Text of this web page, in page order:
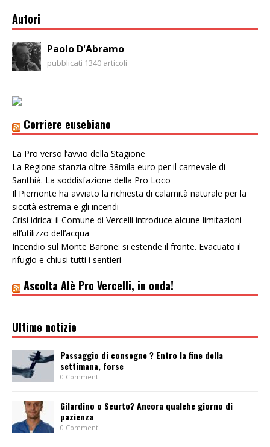
Autori
Paolo D'Abramo
pubblicati 1340 articoli
Corriere eusebiano
La Pro verso l’avvio della Stagione
La Regione stanzia oltre 38mila euro per il carnevale di
Santhià. La soddisfazione della Pro Loco
Il Piemonte ha avviato la richiesta di calamità naturale per la
siccità estrema e gli incendi
Crisi idrica: il Comune di Vercelli introduce alcune limitazioni
all’utilizzo dell’acqua
Incendio sul Monte Barone: si estende il fronte. Evacuato il
rifugio e chiusi tutti i sentieri
Ascolta Alè Pro Vercelli, in onda!
Ultime notizie
Passaggio di consegne ? Entro la fine della
settimana, forse
0 Commenti
Gilardino o Scurto? Ancora qualche giorno di
pazienza
0 Commenti